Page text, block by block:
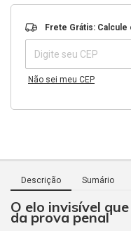
Entregas para o CEP:
Frete Grátis: Calcule
Não sei meu CEP
Descrição Sumário
O elo invisível
da prova penal